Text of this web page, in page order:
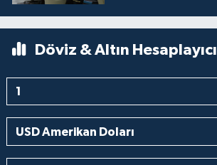
Döviz & Altın Hesaplayıcı